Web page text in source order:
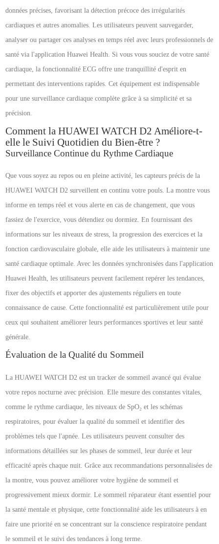
données précises, favorisant la détection précoce des irrégularités
cardiaques et autres anomalies. Les utilisateurs peuvent sauvegarder,
analyser ou partager ces analyses en temps réel avec leurs professionnels de
santé via l'application Huawei Health. Si vous vous souciez de votre santé
cardiaque, la fonctionnalité ECG offre une tranquillité d'esprit en
permettant des interventions rapides. Cet équipement est indispensable
pour une surveillance cardiaque complète grâce à sa simplicité et sa
précision.
Comment la HUAWEI WATCH D2 Améliore-t-
elle le Suivi Quotidien du Bien-être ?
Surveillance Continue du Rythme Cardiaque
Que vous soyez au repos ou en pleine activité, les capteurs précis de la
HUAWEI WATCH D2 surveillent en continu votre pouls. La montre vous
informe en temps réel et vous alerte en cas de changement, que vous
fassiez de l'exercice, vous détendiez ou dormiez. En fournissant des
informations sur les niveaux de stress, la progression des exercices et la
fonction cardiovasculaire globale, elle aide les utilisateurs à maintenir une
santé cardiaque optimale. Avec les données synchronisées dans l'application
Huawei Health, les utilisateurs peuvent facilement repérer les tendances,
fixer des objectifs et apporter des ajustements réguliers en toute
connaissance de cause. Cette fonctionnalité est particulièrement utile pour
ceux qui souhaitent améliorer leurs performances sportives et leur santé
générale.
Évaluation de la Qualité du Sommeil
La HUAWEI WATCH D2 est un tracker de sommeil avancé qui évalue
votre repos nocturne avec précision. Elle mesure des constantes vitales,
comme le rythme cardiaque, les niveaux de SpO₂ et les schémas
respiratoires, pour évaluer la qualité du sommeil et identifier des
problèmes tels que l'apnée. Les utilisateurs peuvent consulter des
informations détaillées sur les phases de sommeil, leur durée et leur
efficacité après chaque nuit. Grâce aux recommandations personnalisées de
la montre, vous pouvez améliorer votre hygiène de sommeil et
progressivement mieux dormir. Le sommeil réparateur étant essentiel pour
la santé mentale et physique, cette fonctionnalité aide les utilisateurs à en
faire une priorité en se concentrant sur la conscience respiratoire pendant
le sommeil et le suivi des tendances à long terme.